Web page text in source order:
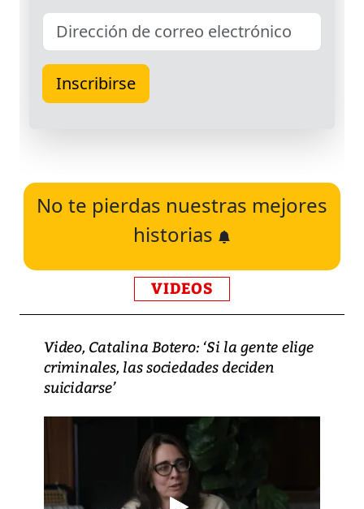
No te pierdas nuestras mejores
historias
VIDEOS
Video, Catalina Botero: ‘Si la gente elige
criminales, las sociedades deciden
suicidarse’